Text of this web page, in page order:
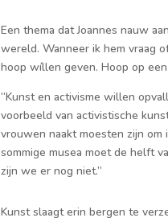
Een thema dat Joannes nauw
wereld. Wanneer ik hem vraag
hoop wíllen geven. Hoop op
“Kunst en activisme willen
voorbeeld van activistische
vrouwen naakt moesten zijn om
sommige musea moet de helft
zijn we er nog niet.”
Kunst slaagt erin bergen te